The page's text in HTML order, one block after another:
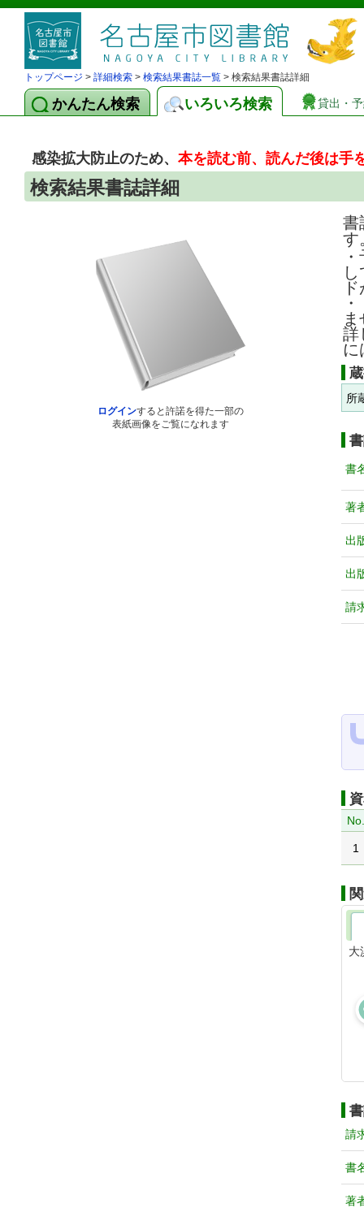
トップページ > 詳細検索 > 検索結果書誌一覧 > 検索結果書誌詳細
かんたん検索 いろいろ検索 貸出・
感染拡大防止のため、本を読む前、読んだ後は手
検索結果書誌詳細
ログインすると許諾を得た一部の
表紙画像をご覧になれます
書
す
詳
に
所
書
著
出
出
請
1
大
請
書
著